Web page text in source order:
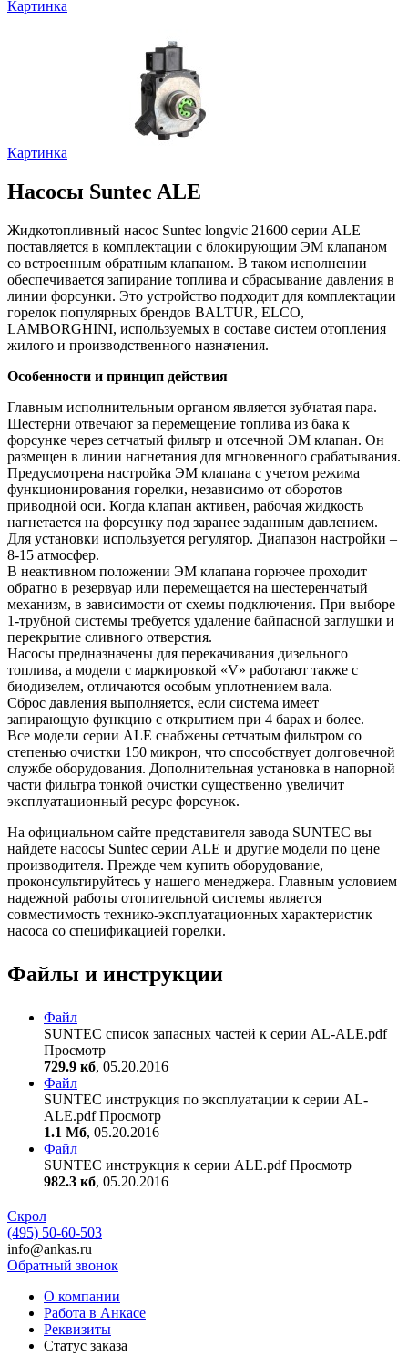
Картинка
Картинка
Насосы Suntec ALE
Жидкотопливный насос Suntec longvic 21600 серии ALE
поставляется в комплектации с блокирующим ЭМ клапаном
со встроенным обратным клапаном. В таком исполнении
обеспечивается запирание топлива и сбрасывание давления в
линии форсунки. Это устройство подходит для комплектации
горелок популярных брендов BALTUR, ELCO,
LAMBORGHINI, используемых в составе систем отопления
жилого и производственного назначения.
Особенности и принцип действия
Главным исполнительным органом является зубчатая пара.
Шестерни отвечают за перемещение топлива из бака к
форсунке через сетчатый фильтр и отсечной ЭМ клапан. Он
размещен в линии нагнетания для мгновенного срабатывания.
Предусмотрена настройка ЭМ клапана с учетом режима
функционирования горелки, независимо от оборотов
приводной оси. Когда клапан активен, рабочая жидкость
нагнетается на форсунку под заранее заданным давлением.
Для установки используется регулятор. Диапазон настройки –
8-15 атмосфер.
В неактивном положении ЭМ клапана горючее проходит
обратно в резервуар или перемещается на шестеренчатый
механизм, в зависимости от схемы подключения. При выборе
1-трубной системы требуется удаление байпасной заглушки и
перекрытие сливного отверстия.
Насосы предназначены для перекачивания дизельного
топлива, а модели с маркировкой «V» работают также с
биодизелем, отличаются особым уплотнением вала.
Сброс давления выполняется, если система имеет
запирающую функцию с открытием при 4 барах и более.
Все модели серии ALE снабжены сетчатым фильтром со
степенью очистки 150 микрон, что способствует долговечной
службе оборудования. Дополнительная установка в напорной
части фильтра тонкой очистки существенно увеличит
эксплуатационный ресурс форсунок.
На официальном сайте представителя завода SUNTEC вы
найдете насосы Suntec серии ALE и другие модели по цене
производителя. Прежде чем купить оборудование,
проконсультируйтесь у нашего менеджера. Главным условием
надежной работы отопительной системы является
совместимость технико-эксплуатационных характеристик
насоса со спецификацией горелки.
Файлы и инструкции
Файл
SUNTEC список запасных частей к серии AL-ALE.pdf
Просмотр
729.9 кб, 05.20.2016
Файл
SUNTEC инструкция по эксплуатации к серии AL-
ALE.pdf Просмотр
1.1 Мб, 05.20.2016
Файл
SUNTEC инструкция к серии ALE.pdf Просмотр
982.3 кб, 05.20.2016
Скрол
(495) 50-60-503
info@ankas.ru
Обратный звонок
О компании
Работа в Анкасе
Реквизиты
Статус заказа